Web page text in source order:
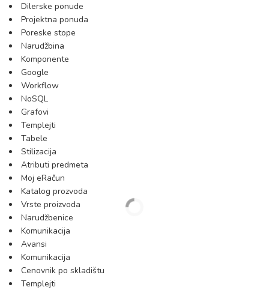
Dilerske ponude
Projektna ponuda
Poreske stope
Narudžbina
Komponente
Google
Workflow
NoSQL
Grafovi
Templejti
Tabele
Stilizacija
Atributi predmeta
Moj eRačun
Katalog prozvoda
Vrste proizvoda
Narudžbenice
Komunikacija
Avansi
Komunikacija
Cenovnik po skladištu
Templejti